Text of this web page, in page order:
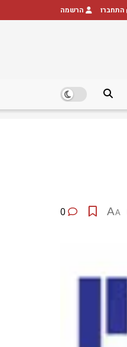
התחברו הרשמה
A
A